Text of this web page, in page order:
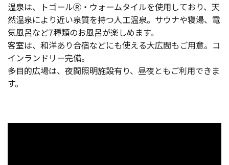
温泉は、トゴールⓇ・ウォームタイルを使用しており、天
然温泉により近い泉質を持つ人工温泉。サウナや寝湯、電
気風呂など7種類のお風呂が楽しめます。
客室は、和洋あり合宿などにも使える大広間もご用意。コ
インランドリー完備。
多目的広場は、夜間照明施設有り、昼夜ともご利用できま
す。